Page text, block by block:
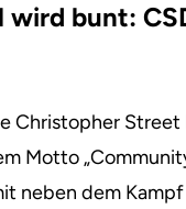
wird bunt:
Christopher
Motto
neben dem